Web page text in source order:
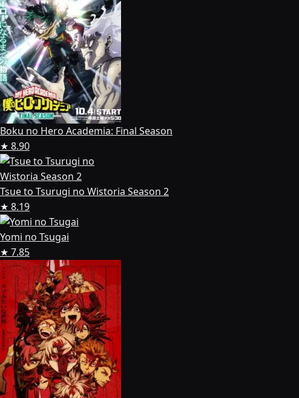
Boku no Hero Academia: Final Season
★ 8.90
Tsue to Tsurugi no Wistoria Season 2
★ 8.19
Yomi no Tsugai
★ 7.85